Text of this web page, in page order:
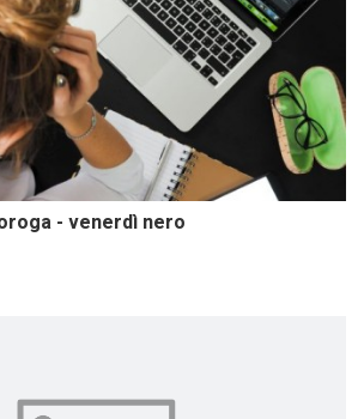
- venerdì nero